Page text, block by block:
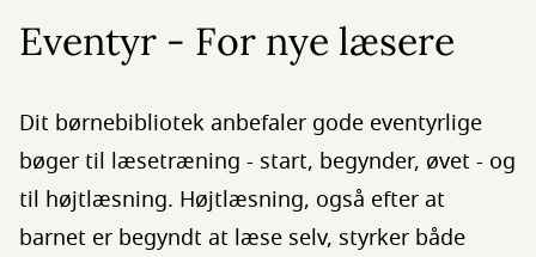
Eventyr - For nye læsere
Dit børnebibliotek anbefaler gode eventyrlige
bøger til læsetræning - start, begynder, øvet - og
til højtlæsning. Højtlæsning, også efter at
barnet er begyndt at læse selv, styrker både